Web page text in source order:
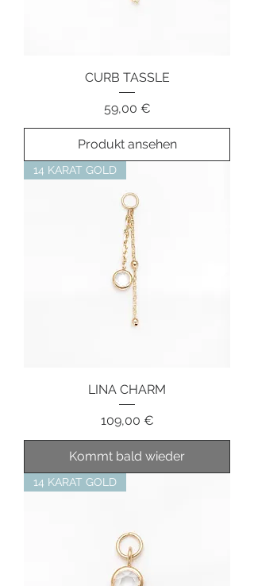
CURB TASSLE
Preis
59,00 €
Produkt ansehen
14 KARAT GOLD
LINA CHARM
Preis
109,00 €
Kommt bald wieder
14 KARAT GOLD